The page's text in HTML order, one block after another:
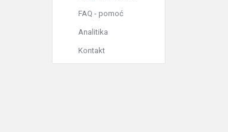
FAQ - pomoć
Analitika
Kontakt